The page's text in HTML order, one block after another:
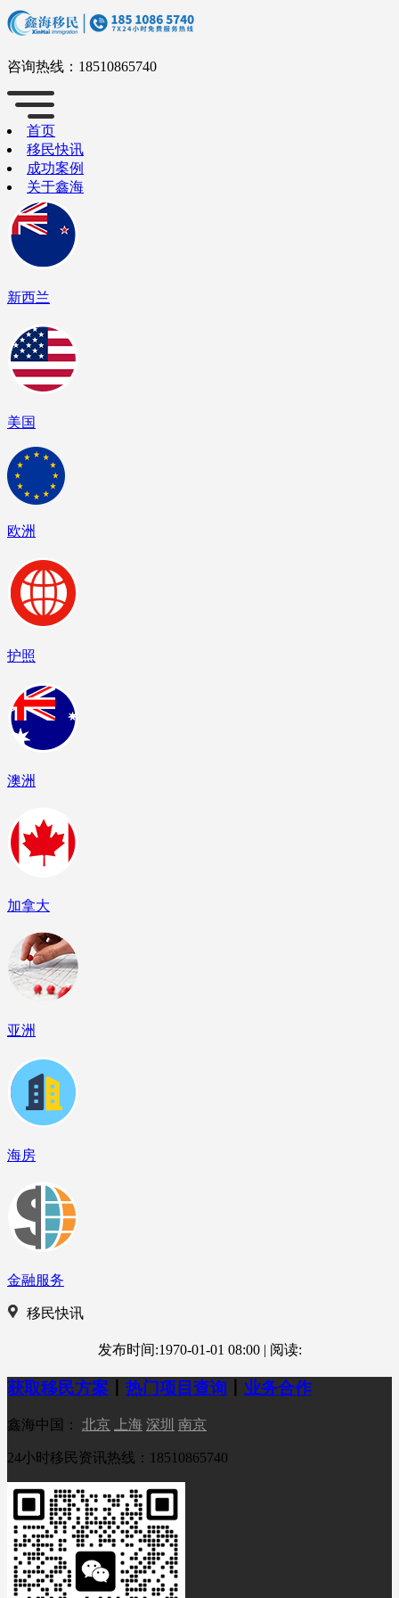
咨询热线： 18510865740
首页
移民快讯
成功案例
关于鑫海
新西兰
美国
欧洲
护照
澳洲
加拿大
亚洲
海房
金融服务
移民快讯
发布时间:1970-01-01 08:00 | 阅读:
获取移民方案 热门项目查询 业务合作
鑫海中国： 北京 上海 深圳 南京
24小时移民资讯热线：18510865740